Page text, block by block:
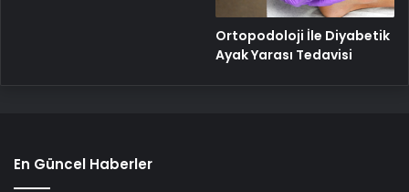
Ortopodoloji İle Diyabetik
Ayak Yarası Tedavisi
En Güncel Haberler